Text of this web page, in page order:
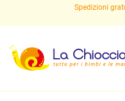
Spedizioni